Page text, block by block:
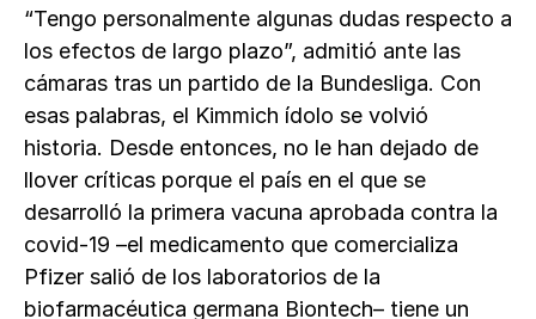
“Tengo personalmente algunas dudas respecto a
los efectos de largo plazo”, admitió ante las
cámaras tras un partido de la Bundesliga. Con
esas palabras, el Kimmich ídolo se volvió
historia. Desde entonces, no le han dejado de
llover críticas porque el país en el que se
desarrolló la primera vacuna aprobada contra la
covid-19 –el medicamento que comercializa
Pfizer salió de los laboratorios de la
biofarmacéutica germana Biontech– tiene un